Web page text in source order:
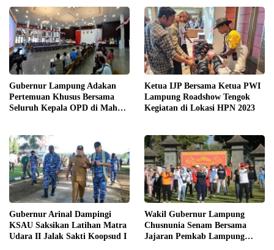
Gubernur Lampung Adakan
Pertemuan Khusus Bersama
Seluruh Kepala OPD di Mahan
Ketua IJP Bersama Ketua PWI
Lampung Roadshow Tengok
Kegiatan di Lokasi HPN 2023
Gubernur Arinal Dampingi
KSAU Saksikan Latihan Matra
Udara II Jalak Sakti Koopsud I
Wakil Gubernur Lampung
Chusnunia Senam Bersama
Jajaran Pemkab Lampung